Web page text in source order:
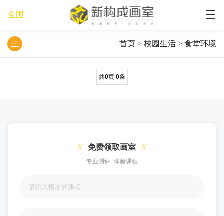
全国
首页 > 校园生活 > 食堂环境
共0页 0条
// 免费领取画室 //
专业测评+体验课程